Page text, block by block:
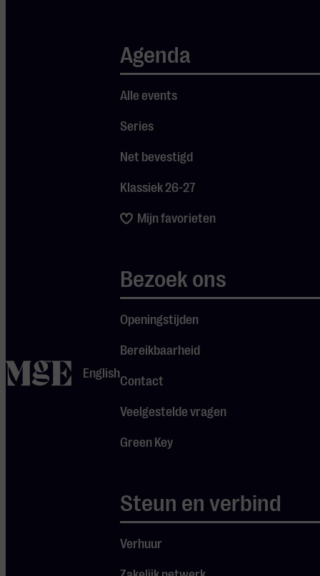
homeEnglish
Agenda
Alle events
Series
Net bevestigd
Klassiek 26-27
Mijn favorieten
Bezoek ons
Openingstijden
Bereikbaarheid
Contact
Veelgestelde vragen
Green Key
Steun en verbind
Verhuur
overs echt bijzonder maakt, is dat
artiesten hun eigen muziek in een totaal
nieuwe context terughoren’, vertelt
internationale pool met arrangeurs
worden bestaande songs volledig
, maar echt opnieuw
instrumenten als gitaar, piano en drums.
Dat is anders wanneer een orkest ermee
aan de slag gaat; een song wordt dan